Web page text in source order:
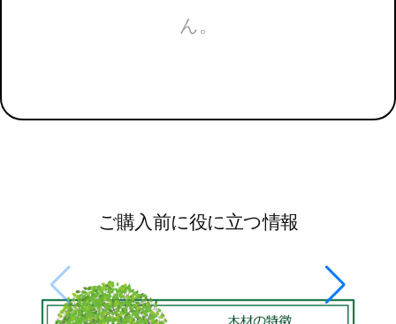
ん。
ご購入前に役に立つ情報